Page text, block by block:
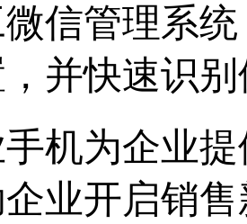
信管理系
，并快速识
机为企业
业开启销